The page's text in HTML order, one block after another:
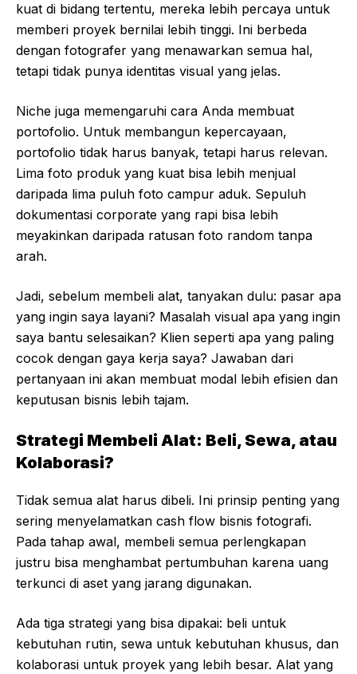
kuat di bidang tertentu, mereka lebih percaya untuk
memberi proyek bernilai lebih tinggi. Ini berbeda
dengan fotografer yang menawarkan semua hal,
tetapi tidak punya identitas visual yang jelas.
Niche juga memengaruhi cara Anda membuat
portofolio. Untuk membangun kepercayaan,
portofolio tidak harus banyak, tetapi harus relevan.
Lima foto produk yang kuat bisa lebih menjual
daripada lima puluh foto campur aduk. Sepuluh
dokumentasi corporate yang rapi bisa lebih
meyakinkan daripada ratusan foto random tanpa
arah.
Jadi, sebelum membeli alat, tanyakan dulu: pasar apa
yang ingin saya layani? Masalah visual apa yang ingin
saya bantu selesaikan? Klien seperti apa yang paling
cocok dengan gaya kerja saya? Jawaban dari
pertanyaan ini akan membuat modal lebih efisien dan
keputusan bisnis lebih tajam.
Strategi Membeli Alat: Beli, Sewa, atau
Kolaborasi?
Tidak semua alat harus dibeli. Ini prinsip penting yang
sering menyelamatkan cash flow bisnis fotografi.
Pada tahap awal, membeli semua perlengkapan
justru bisa menghambat pertumbuhan karena uang
terkunci di aset yang jarang digunakan.
Ada tiga strategi yang bisa dipakai: beli untuk
kebutuhan rutin, sewa untuk kebutuhan khusus, dan
kolaborasi untuk proyek yang lebih besar. Alat yang